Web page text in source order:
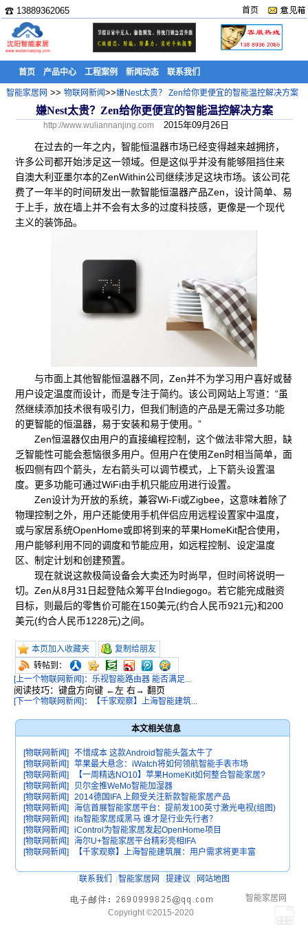
☎ 13889362065 首页
首页 产品中心 工程案例 新闻动态 联系我们
智能家居网 >> 物联网新闻>>嫌Nest太贵？ Zen给你更便宜的智能温控解决方案
嫌Nest太贵？Zen给你更便宜的智能温控解决方案
http://www.wuliannanjing.com 2015年09月26日
在过去的一年之内，智能恒温器市场已经变得越来越拥挤，
许多公司都开始涉足这一领域。但是这似乎并没有能够阻挡住来
自澳大利亚墨尔本的ZenWithin公司继续涉足这块市场。该公司花
费了一年半的时间研发出一款智能恒温器产品Zen，设计简单、易
于上手，放在墙上并不会有太多的过度科技感，更像是一个现代
主义的装饰品。
与市面上其他智能恒温器不同，Zen并不为学习用户喜好或替
用户设定温度而设计，而是专注于简约。该公司网站上写道：“虽
然继续添加技术很有吸引力，但我们制造的产品是无需过多功能
的更智能的恒温器，易于安装和易于使用。”
Zen恒温器仅由用户的直接编程控制，这个做法非常大胆，缺
乏智能性可能会惹恼很多用户。但用户在使用Zen时相当简单，面
板四侧有四个箭头，左右箭头可以调节模式，上下箭头设置温
度。更多功能可通过WiFi由手机只能应用进行设置。
Zen设计为开放的系统，兼容Wi-Fi或Zigbee，这意味着除了
物理控制之外，用户还能使用手机伴侣应用远程设置家中温度，
或与家居系统OpenHome或即将到来的苹果HomeKit配合使用，
用户能够利用不同的调度和节能应用，如远程控制、设定温度
区、制定计划和创建预置。
现在就说这款极简设备会大卖还为时尚早，但时间将说明一
切。Zen从8月31日起登陆众筹平台Indiegogo。若它能完成融资
目标，则最后的零售价可能在150美元(约合人民币921元)和200
美元(约合人民币1228元)之间。
本页加入收藏夹
复制给朋友
转帖到：
[上一个物联网新闻]：乐视智能路由器 能否满足...
阅读技巧：键盘方向键 ←左 右→ 翻页
[下一个物联网新闻]：【千家观察】上海智能建筑...
本文相关信息
[物联网新闻]
不惜成本 这款Android智能头盔太牛了
[物联网新闻]
苹果最大悬念：iWatch将如何领航智能手表市场
[物联网新闻]
【一周精选NO10】苹果HomeKit如何整合智能家居?
[物联网新闻]
贝尔金推WeMo智能加湿器
[物联网新闻]
2014德国IFA 上颇受关注新款智能家居产品
[物联网新闻]
海信首展智能家居平台：提前发100英寸激光电视(组图)
[物联网新闻]
ifa智能家居成黑马 谁才是行业先行者？
[物联网新闻]
iControl为智能家居发起OpenHome项目
[物联网新闻]
海尔U+智能家居平台精彩亮相IFA
[物联网新闻]
【千家观察】上海智能建筑展：用户需求将更丰富
联系我们 智能家居网 提建议
网站地图
智能家居网
Copyright ©2015-2020